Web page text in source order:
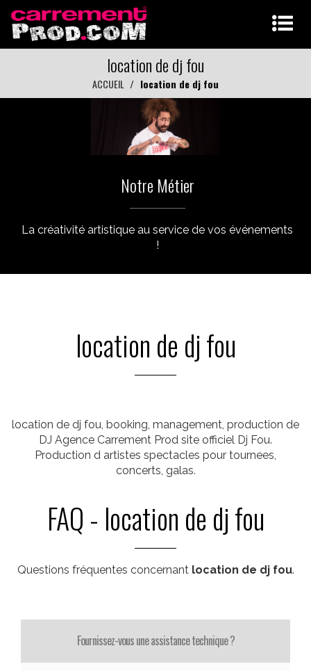
location de dj fou
ACCUEIL location de dj fou
Notre Métier
La créativité artistique au service de vos événements
!
location de dj fou
location de dj fou, booking, management, production de
DJ Agence Carrement Prod site officiel Dj Fou.
Production d artistes spectacles pour tournees,
concerts, galas.
FAQ - location de dj fou
Questions fréquentes concernant location de dj fou.
Fournissez-vous une assistance technique ?